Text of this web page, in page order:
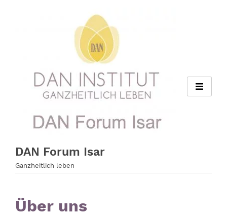
DAN Forum Isar
Ganzheitlich leben
Über uns